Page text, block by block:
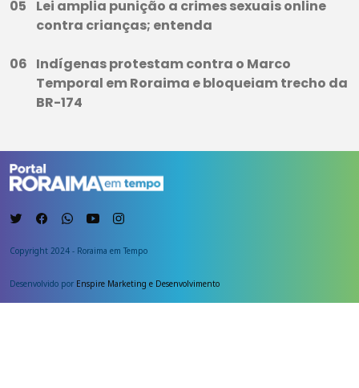
Lei amplia punição a crimes sexuais online
contra crianças; entenda
Indígenas protestam contra o Marco
Temporal em Roraima e bloqueiam trecho da
BR-174
Copyright 2024 - Roraima em Tempo
Desenvolvido por Enspire Marketing e Desenvolvimento